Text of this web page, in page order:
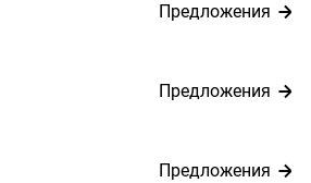
Предложения
Предложения
Предложения